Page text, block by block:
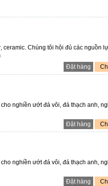
ceramic. Chúng tôi hội đủ các nguồn
Đặt hàng
nghiền ướt đá vôi, đá thạch anh,
Đặt hàng
nghiền ướt đá vôi, đá thạch anh,
Đặt hàng